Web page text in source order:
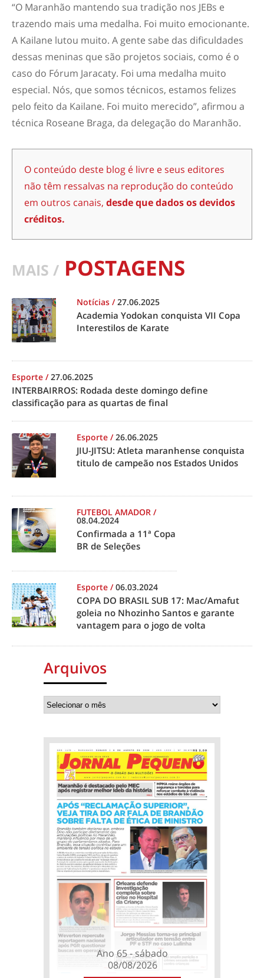
“O Maranhão mantendo sua tradição nos JEBs e
trazendo mais uma medalha. Foi muito emocionante.
A Kailane lutou muito. A gente sabe das dificuldades
dessas meninas que são projetos sociais, como é o
caso do Fórum Jaracaty. Foi uma medalha muito
especial. Nós, que somos técnicos, estamos felizes
pelo feito da Kailane. Foi muito merecido”, afirmou a
técnica Roseane Braga, da delegação do Maranhão.
O conteúdo deste blog é livre e seus editores
não têm ressalvas na reprodução do conteúdo
em outros canais, desde que dados os devidos
créditos.
MAIS / POSTAGENS
Notícias /27.06.2025
Academia Yodokan conquista VII Copa
Interestilos de Karate
Esporte /27.06.2025
INTERBAIRROS: Rodada deste domingo define
classificação para as quartas de final
Esporte /26.06.2025
JIU-JITSU: Atleta maranhense conquista
titulo de campeão nos Estados Unidos
FUTEBOL AMADOR /
08.04.2024
Confirmada a 11ª Copa
BR de Seleções
Esporte /06.03.2024
COPA DO BRASIL SUB 17: Mac/Amafut
goleia no Nhozinho Santos e garante
vantagem para o jogo de volta
Arquivos
Ano 65 - sábado
08/08/2026